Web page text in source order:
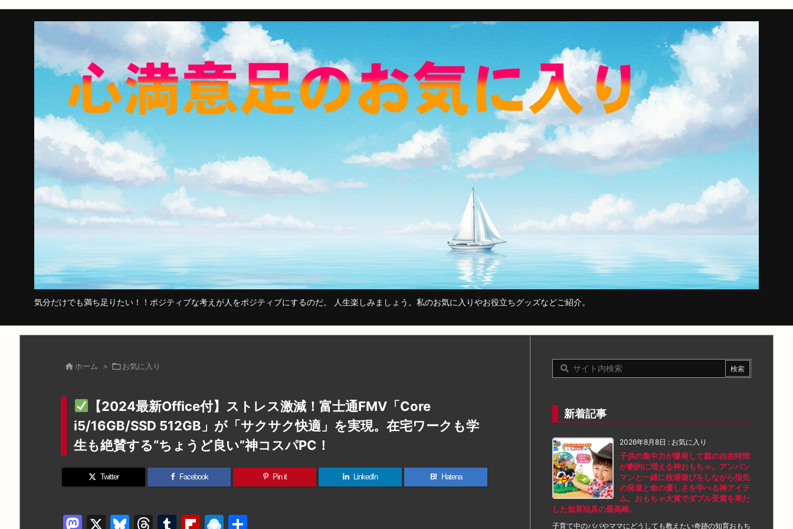
気分だけでも満ち足りたい！！ポジティブな考えが人をポジティブにするのだ。 人生楽しみましょう。私のお気に入りやお役立ちグッズなどご紹介。
 ホーム > お気に入り
【2024最新Office付】ストレス激減！富士通FMV「Core
i5/16GB/SSD 512GB」が「サクサク快適」を実現。在宅ワークも学
生も絶賛する“ちょうど良い”神コスパPC！
Twitter Facebook Pin it LinkedIn B! Hatena
M X Bl T T Fl R
新着記事
2026年8月8日 : お気に入り
子供の集中力が爆発して親の自由時間
が劇的に増える神おもちゃ。アンパン
マンと一緒に牧場遊びをしながら指先
の発達と命の優しさを学べる神アイテ
ム。おもちゃ大賞でダブル受賞を果た
した知育玩具の最高峰。
子育て中のパパやママにどうしても教えたい奇跡の知育おもち